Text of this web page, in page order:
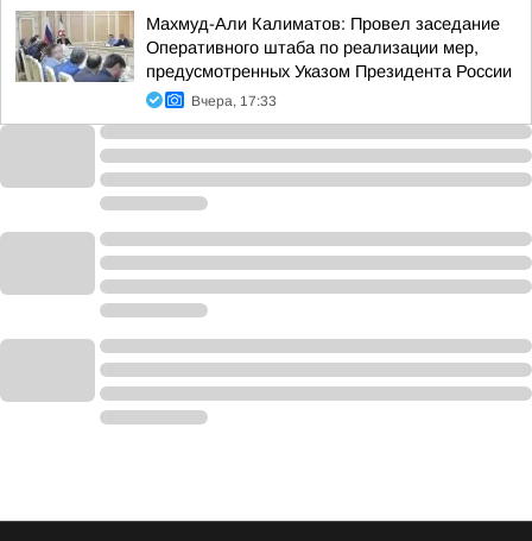
Махмуд-Али Калиматов: Провел заседание
Оперативного штаба по реализации мер,
предусмотренных Указом Президента России
Вчера, 17:33